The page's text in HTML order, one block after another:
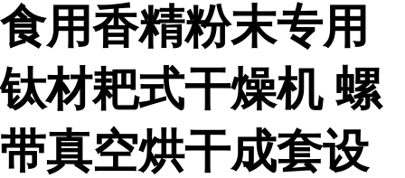
食用香精粉末专用
钛材耙式干燥机 螺
带真空烘干成套设